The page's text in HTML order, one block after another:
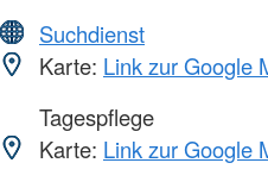
Suchdienst
Karte: Link zur Google
Tagespflege
Karte: Link zur Google